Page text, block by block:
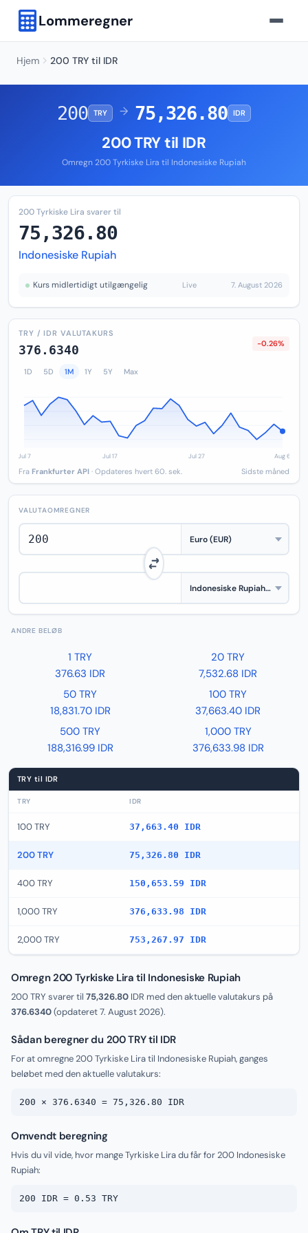
Lommeregner
Hjem 200 TRY til IDR
200 TRY → 75,326.80 IDR
200 TRY til IDR
Omregn 200 Tyrkiske Lira til Indonesiske Rupiah
200 Tyrkiske Lira svarer til
75,326.80
Indonesiske Rupiah
Kurs midlertidigt utilgængelig Live 7. August 2026
TRY / IDR VALUTAKURS
376.6340 -0.26%
1D 5D 1M 1Y 5Y Max
Fra Frankfurter API · Opdateres hvert 60. sek. Sidste måned
VALUTAOMREGNER
ANDRE BELØB
1 TRY
376.63 IDR
20 TRY
7,532.68 IDR
50 TRY
18,831.70 IDR
100 TRY
37,663.40 IDR
500 TRY
188,316.99 IDR
1,000 TRY
376,633.98 IDR
TRY til IDR
TRY IDR
100 TRY 37,663.40 IDR
200 TRY 75,326.80 IDR
400 TRY 150,653.59 IDR
1,000 TRY 376,633.98 IDR
2,000 TRY 753,267.97 IDR
Omregn 200 Tyrkiske Lira til Indonesiske Rupiah
200 TRY svarer til 75,326.80 IDR med den aktuelle valutakurs på
376.6340(opdateret7. August 2026).
Sådan beregner du 200 TRY til IDR
For at omregne 200 Tyrkiske Lira til Indonesiske Rupiah, ganges
beløbet med den aktuelle valutakurs:
200 × 376.6340 = 75,326.80 IDR
Omvendt beregning
Hvis du vil vide, hvor mange Tyrkiske Lira du får for 200 Indonesiske
Rupiah:
200 IDR = 0.53 TRY